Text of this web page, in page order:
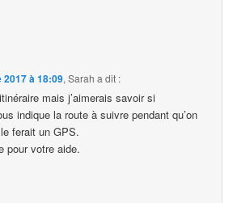
à 18:09,Sarah a dit :
mais j’aimerais savoir si
indique la route à suivre pendant qu’on
ferait un GPS.
pour votre aide.